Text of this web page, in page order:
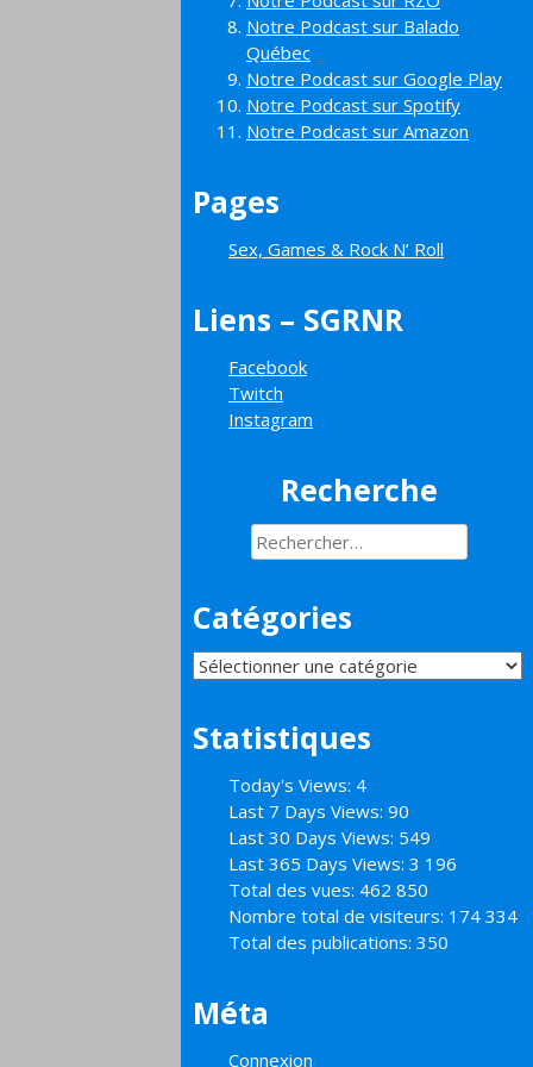
Notre Podcast sur Balado
Québec
Notre Podcast sur Google Play
Notre Podcast sur Spotify
Notre Podcast sur Amazon
Pages
Sex, Games & Rock N’ Roll
Liens – SGRNR
Facebook
Twitch
Instagram
Recherche
Rechercher :
Catégories
Catégories
Statistiques
Today's Views: 4
Last 7 Days Views: 90
Last 30 Days Views: 549
Last 365 Days Views: 3 196
Total des vues: 462 850
Nombre total de visiteurs: 174 334
Total des publications: 350
Méta
Connexion